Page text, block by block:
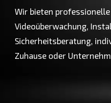
Wir bieten
Videoüberwachung,
Sicherheitsberatung,
Zuhause oder